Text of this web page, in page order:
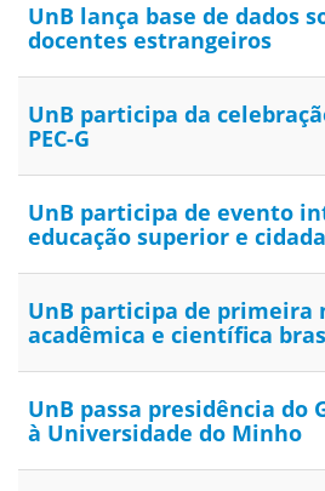
UnB lança base de dados
docentes estrangeiros
UnB participa da
PEC-G
UnB participa de evento
educação superior e
UnB participa de primeira
acadêmica e científica
UnB passa presidência do
à Universidade do Minho